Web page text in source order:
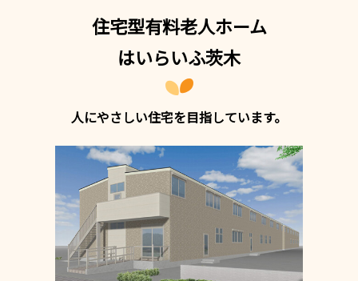
住宅型有料老人ホーム
はいらいふ茨木
人にやさしい住宅を目指しています。